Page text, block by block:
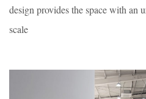
design provides the space with an
scale